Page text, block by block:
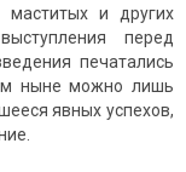
маститых и других
перед
печатались
ныне можно лишь
явных успехов,